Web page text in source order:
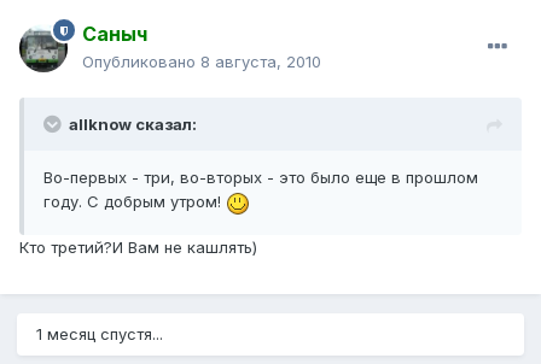
Саныч
Опубликовано 8 августа, 2010
allknow сказал:
Во-первых - три, во-вторых - это было еще в прошлом
году. С добрым утром!
Кто третий?И Вам не кашлять)
1 месяц спустя...